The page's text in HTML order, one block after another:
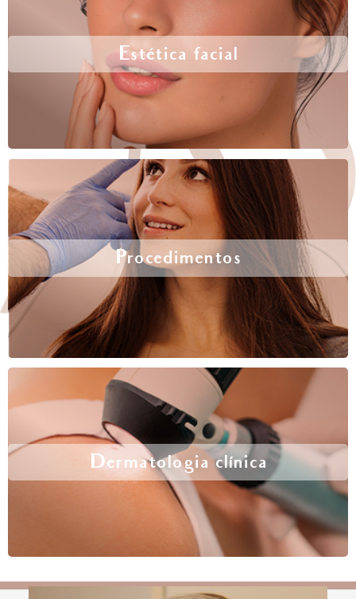
Estética facial
Procedimentos
Dermatologia clínica